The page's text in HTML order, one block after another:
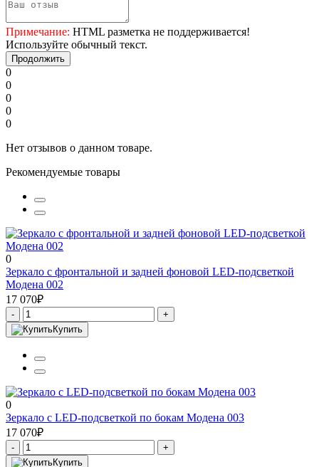
Примечание: HTML разметка не поддерживается!
Используйте обычный текст.
Продолжить
0
0
0
0
0
Нет отзывов о данном товаре.
Рекомендуемые товары
0
Зеркало с фронтальной и задней фоновой LED-подсветкой
Модена 002
17 070₽
-
+
Купить
0
Зеркало с LED-подсветкой по бокам Модена 003
17 070₽
-
+
Купить